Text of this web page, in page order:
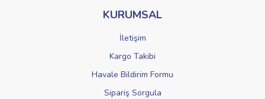
Ürün fiyatı diğer sitelerden daha pahalı.
KURUMSAL
İletişim
Kargo Takibi
Havale Bildirim Formu
Sipariş Sorgula